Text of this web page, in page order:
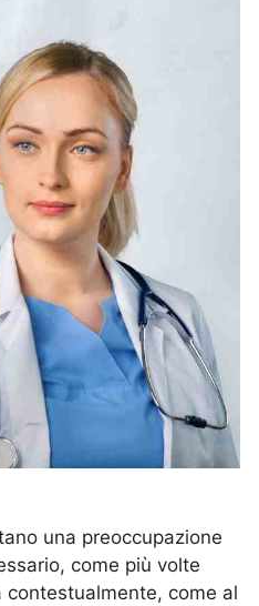
una preoccupazione
come più volte
contestualmente, come al